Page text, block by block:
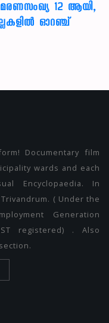
12 ആയി,
ഓറഞ്ച്
Documentary film
wards and each
Encyclopaedia. In
Trivandrum. ( Under the
Generation
registered) . Also